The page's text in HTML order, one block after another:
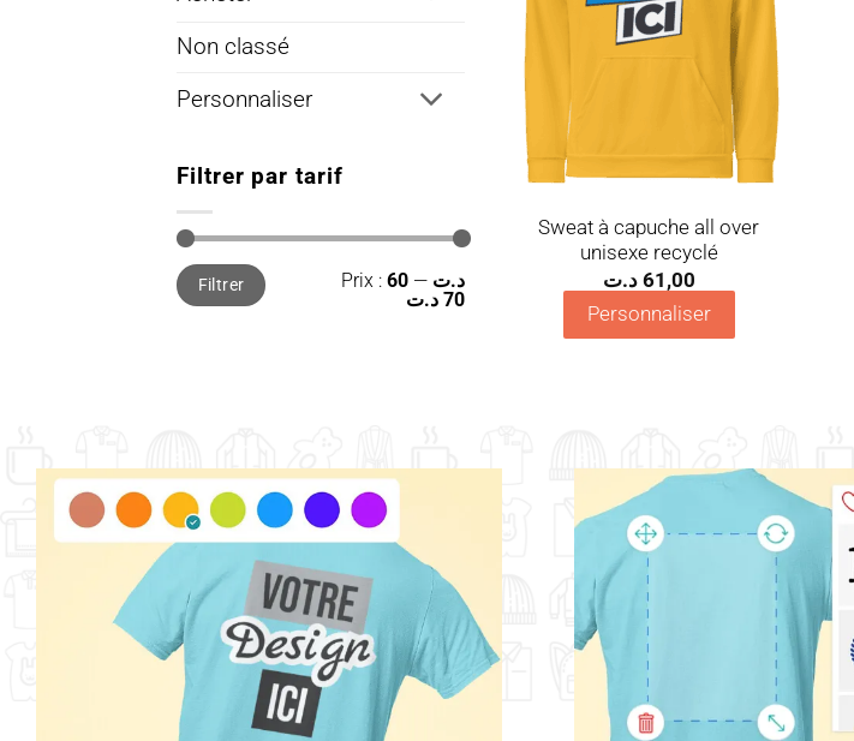
Non classé
Personnaliser
Filtrer par tarif
Prix
min
Prix
maxFiltrer Prix : 60 د.ت —
70 د.ت
Sweat à capuche all over
unisexe recyclé
61,00 د.ت
Personnaliser